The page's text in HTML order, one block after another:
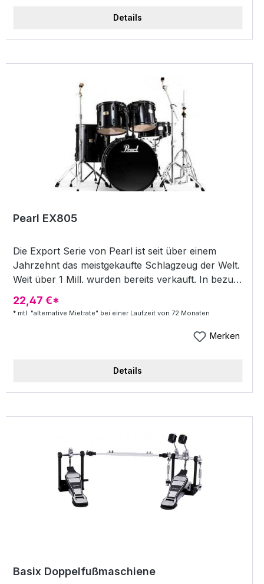
Details
Pearl EX805
Die Export Serie von Pearl ist seit über einem
Jahrzehnt das meistgekaufte Schlagzeug der Welt.
Weit über 1 Mill. wurden bereits verkauft. In bezug
auf Qualität, Klang, Zuverlässigkeit und Preis gibt
es kein Set, das mehr bietet. Nun hat Pearl den
doppelstrebige PowerPro Hardware wurde
entwickelt und ein neues Bass Drum Pedal mit
Die Trommeln bestehen aus Mahagoni und
geformt und erreichen somit die für Pearl
bekannte Kesselqualität. Das Export hat einen
warmen, vollen Ton mit großer Klarheit und
Durchsetzungskraft. Die Kessel sind mit einer
extrem strapazierfähigen, roadtauglichen Folie
bezogen. Es stehen sechs attraktive
Snareständer (S 800W) sowie die Hi-Hat Maschine
22,47 €*
* mtl. "alternative Mietrate" bei einer Laufzeit von 72 Monaten
Merken
Details
Basix Doppelfußmaschiene